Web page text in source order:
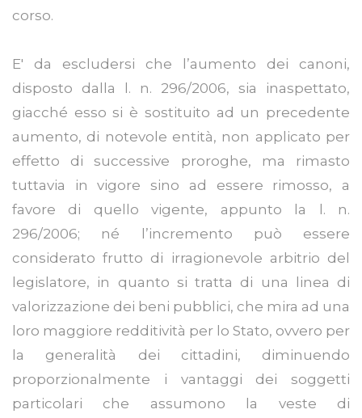
corso.
E' da escludersi che l’aumento dei canoni,
disposto dalla l. n. 296/2006, sia inaspettato,
giacché esso si è sostituito ad un precedente
aumento, di notevole entità, non applicato per
effetto di successive proroghe, ma rimasto
tuttavia in vigore sino ad essere rimosso, a
favore di quello vigente, appunto la l. n.
296/2006; né l’incremento può essere
considerato frutto di irragionevole arbitrio del
legislatore, in quanto si tratta di una linea di
valorizzazione dei beni pubblici, che mira ad una
loro maggiore redditività per lo Stato, ovvero per
la generalità dei cittadini, diminuendo
proporzionalmente i vantaggi dei soggetti
particolari che assumono la veste di